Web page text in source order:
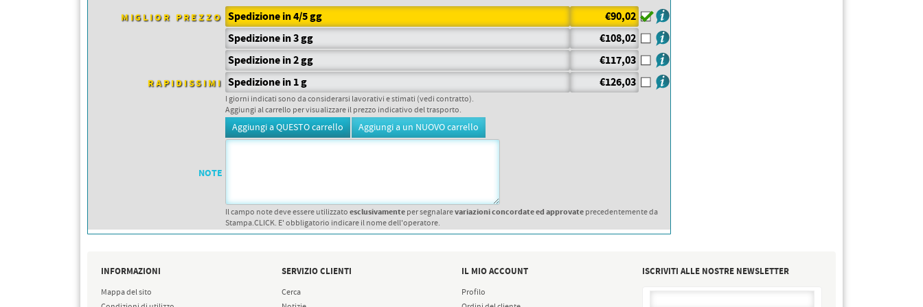
DORSALI TARGHE
MIGLIOR PREZZO Spedizione in 4/5 gg
€90,02
Spedizione in 3 gg
€108,02
Spedizione in 2 gg
€117,03
RAPIDISSIMI Spedizione in 1 g €126,03
I giorni indicati sono da considerarsi lavorativi e stimati (vedi contratto).
Aggiungi al carrello per visualizzare il prezzo indicativo del trasporto.
NOTE
Il campo note deve essere utilizzatoesclusivamenteper segnalarevariazioni concordate ed approvateprecedentemente da
Stampa.CLICK. E' obbligatorio indicare il nome dell'operatore.
INFORMAZIONI
Mappa del sito
SERVIZIO CLIENTI
Cerca
IL MIO ACCOUNT
Profilo
ISCRIVITI ALLE NOSTRE NEWSLETTER